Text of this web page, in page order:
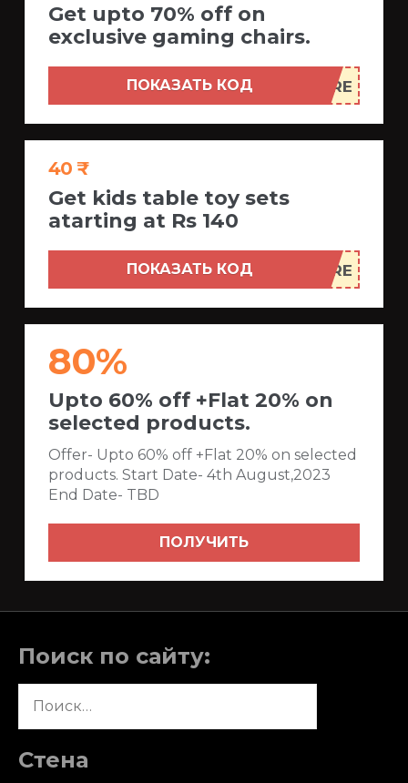
Get upto 70% off on
exclusive gaming chairs.
ПОКАЗАТЬ КОД
40 ₹
Get kids table toy sets
atarting at Rs 140
ПОКАЗАТЬ КОД
80%
Upto 60% off +Flat 20% on
selected products.
Offer- Upto 60% off +Flat 20% on selected
products. Start Date- 4th August,2023
End Date- TBD
ПОЛУЧИТЬ
Поиск по сайту:
Стена